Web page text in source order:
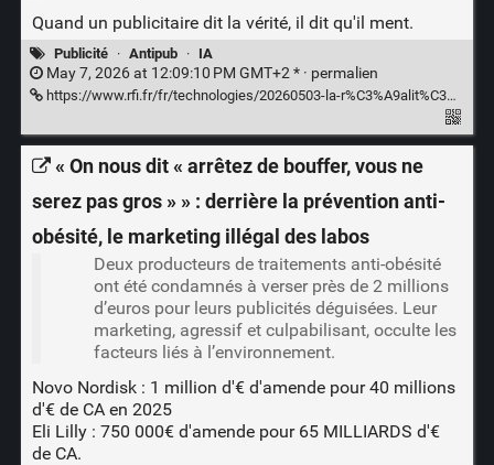
Quand un publicitaire dit la vérité, il dit qu'il ment.
Publicité · Antipub · IA
May 7, 2026 at 12:09:10 PM GMT+2 * · permalien
https://www.rfi.fr/fr/technologies/20260503-la-r%C3%A9alit%C3%A9-n-existe-plus-le-publicitaire-gabriel-gaultier-explique-comment-l-ia-r%C3%A9%C3%A9crit-nos-cerveaux
« On nous dit « arrêtez de bouffer, vous ne
serez pas gros » » : derrière la prévention anti-
obésité, le marketing illégal des labos
Deux producteurs de traitements anti-obésité
ont été condamnés à verser près de 2 millions
d’euros pour leurs publicités déguisées. Leur
marketing, agressif et culpabilisant, occulte les
facteurs liés à l’environnement.
Novo Nordisk : 1 million d'€ d'amende pour 40 millions
d'€ de CA en 2025
Eli Lilly : 750 000€ d'amende pour 65 MILLIARDS d'€
de CA.